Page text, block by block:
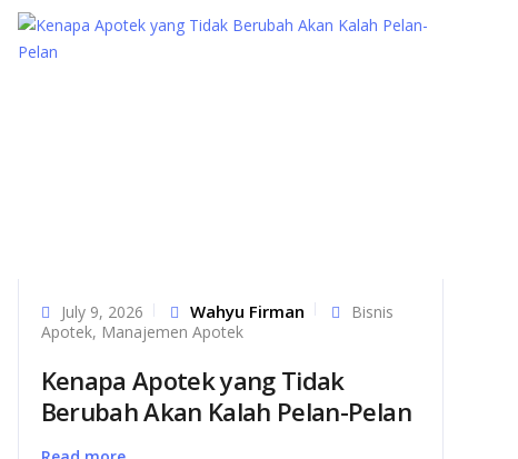
July 9, 2026 Wahyu Firman
Bisnis
Apotek, Manajemen Apotek
Kenapa Apotek yang Tidak
Berubah Akan Kalah Pelan-Pelan